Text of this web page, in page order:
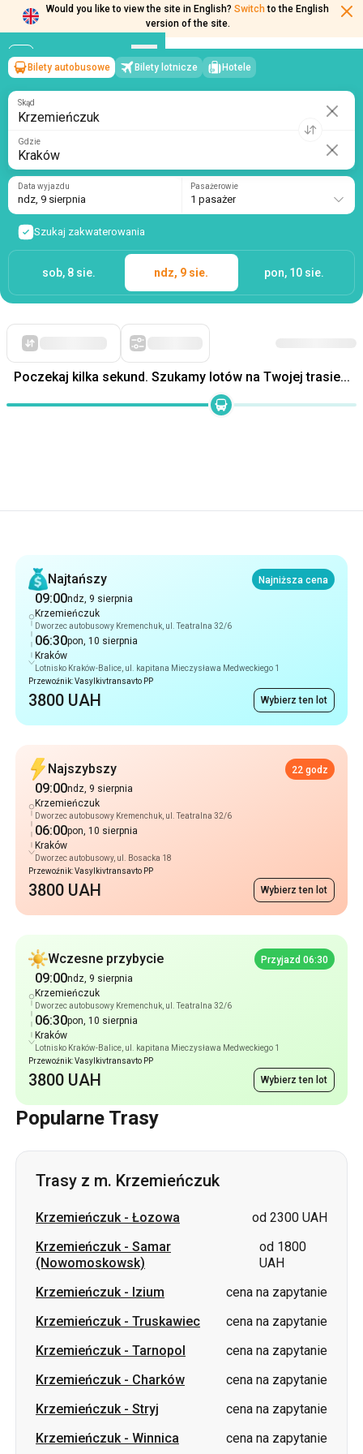
Would you like to view the site in English? Switch to the English
version of the site.
Krzemieńczuk Kraków
Bilety autobusowe Bilety lotnicze Hotele
Gdzie
Data wyjazdu
ndz, 9 sierpnia
Szukaj zakwaterowania
Poczekaj kilka sekund. Szukamy lotów na Twojej trasie...
Najtańszy
Najniższa cena
09:00ndz, 9 sierpnia
Krzemieńczuk
Dworzec autobusowy Kremenchuk, ul. Teatralna 32/6
06:30pon, 10 sierpnia
Kraków
Lotnisko Kraków-Balice, ul. kapitana Mieczysława Medweckiego 1
Przewoźnik: Vasylkivtransavto PP
3800 UAH Wybierz ten lot
Najszybszy 22 godz
09:00ndz, 9 sierpnia
Krzemieńczuk
Dworzec autobusowy Kremenchuk, ul. Teatralna 32/6
06:00pon, 10 sierpnia
Kraków
Dworzec autobusowy, ul. Bosacka 18
Przewoźnik: Vasylkivtransavto PP
3800 UAH Wybierz ten lot
Wczesne przybycie Przyjazd 06:30
09:00ndz, 9 sierpnia
Krzemieńczuk
Dworzec autobusowy Kremenchuk, ul. Teatralna 32/6
06:30pon, 10 sierpnia
Kraków
Lotnisko Kraków-Balice, ul. kapitana Mieczysława Medweckiego 1
Przewoźnik: Vasylkivtransavto PP
3800 UAH Wybierz ten lot
Popularne Trasy
Trasy z m. Krzemieńczuk
Krzemieńczuk- Łozowa
od 2300 UAH
Krzemieńczuk- Samar
(Nowomoskowsk)
od 1800
UAH
Krzemieńczuk- Izium
cena na zapytanie
Krzemieńczuk- Truskawiec
cena na zapytanie
Krzemieńczuk- Tarnopol
cena na zapytanie
Krzemieńczuk- Charków
cena na zapytanie
Krzemieńczuk- Stryj
cena na zapytanie
Krzemieńczuk- Winnica cena na zapytanie